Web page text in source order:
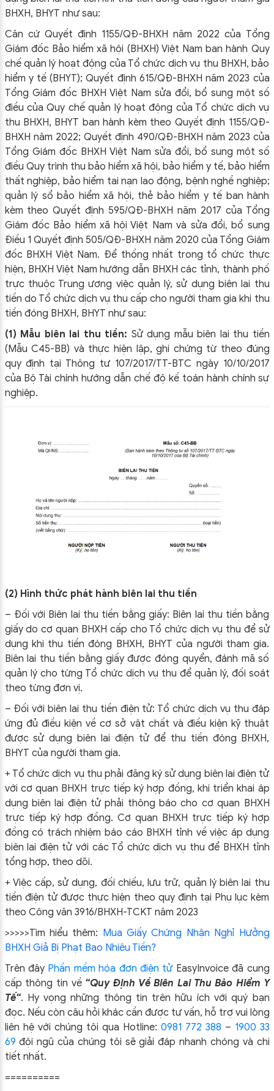
BHXH, BHYT như sau:
Căn cứ Quyết định 1155/QĐ-BHXH năm 2022 của Tổng
Giám đốc Bảo hiểm xã hội (BHXH) Việt Nam ban hành Quy
chế quản lý hoạt động của Tổ chức dịch vụ thu BHXH, bảo
hiểm y tế (BHYT); Quyết định 615/QĐ-BHXH năm 2023 của
Tổng Giám đốc BHXH Việt Nam sửa đổi, bổ sung một số
điều của Quy chế quản lý hoạt động của Tổ chức dịch vụ
thu BHXH, BHYT ban hành kèm theo Quyết định 1155/QĐ-
BHXH năm 2022; Quyết định 490/QĐ-BHXH năm 2023 của
Tổng Giám đốc BHXH Việt Nam sửa đổi, bổ sung một số
điều Quy trình thu bảo hiểm xã hội, bảo hiểm y tế, bảo hiểm
thất nghiệp, bảo hiểm tai nạn lao động, bệnh nghề nghiệp;
quản lý sổ bảo hiểm xã hội, thẻ bảo hiểm y tế ban hành
kèm theo Quyết định 595/QĐ-BHXH năm 2017 của Tổng
Giám đốc Bảo hiểm xã hội Việt Nam và sửa đổi, bổ sung
Điều 1 Quyết định 505/QĐ-BHXH năm 2020 của Tổng Giám
đốc BHXH Việt Nam. Để thống nhất trong tổ chức thực
hiện, BHXH Việt Nam hướng dẫn BHXH các tỉnh, thành phố
trực thuộc Trung ương việc quản lý, sử dụng biên lai thu
tiền do Tổ chức dịch vụ thu cấp cho người tham gia khi thu
tiền đóng BHXH, BHYT như sau:
(1) Mẫu biên lai thu tiền: Sử dụng mẫu biên lai thu tiền
(Mẫu C45-BB) và thực hiện lập, ghi chứng từ theo đúng
quy định tại Thông tư 107/2017/TT-BTC ngày 10/10/2017
của Bộ Tài chính hướng dẫn chế độ kế toán hành chính sự
nghiệp.
(2) Hình thức phát hành biên lai thu tiền
– Đối với Biên lai thu tiền bằng giấy: Biên lai thu tiền bằng
giấy do cơ quan BHXH cấp cho Tổ chức dịch vụ thu để sử
dụng khi thu tiền đóng BHXH, BHYT của người tham gia.
Biên lai thu tiền bằng giấy được đóng quyển, đánh mã số
quản lý cho từng Tổ chức dịch vụ thu để quản lý, đối soát
theo từng đơn vị.
– Đối với biên lai thu tiền điện tử: Tổ chức dịch vụ thu đáp
ứng đủ điều kiện về cơ sở vật chất và điều kiện kỹ thuật
được sử dụng biên lai điện tử để thu tiền đóng BHXH,
BHYT của người tham gia.
+ Tổ chức dịch vụ thu phải đăng ký sử dụng biên lai điện tử
với cơ quan BHXH trực tiếp ký hợp đồng, khi triển khai áp
dụng biên lai điện tử phải thông báo cho cơ quan BHXH
trực tiếp ký hợp đồng. Cơ quan BHXH trực tiếp ký hợp
đồng có trách nhiệm báo cáo BHXH tỉnh về việc áp dụng
biên lai điện tử với các Tổ chức dịch vụ thu để BHXH tỉnh
tổng hợp, theo dõi.
+ Việc cấp, sử dụng, đối chiếu, lưu trữ, quản lý biên lai thu
tiền điện tử được thực hiện theo quy định tại Phụ lục kèm
theo Công văn 3916/BHXH-TCKT năm 2023
>>>>>Tìm hiểu thêm: Mua Giấy Chứng Nhận Nghỉ Hưởng
BHXH Giả Bị Phạt Bao Nhiêu Tiền?
Trên đây Phần mềm hóa đơn điện tử EasyInvoice đã cung
cấp thông tin về “Quy Định Về Biên Lai Thu Bảo Hiểm Y
Tế“. Hy vọng những thông tin trên hữu ích với quý bạn
đọc. Nếu còn câu hỏi khác cần được tư vấn, hỗ trợ vui lòng
liên hệ với chúng tôi qua Hotline: 0981 772 388 – 1900 33
69 đội ngũ của chúng tôi sẽ giải đáp nhanh chóng và chi
tiết nhất.
==========